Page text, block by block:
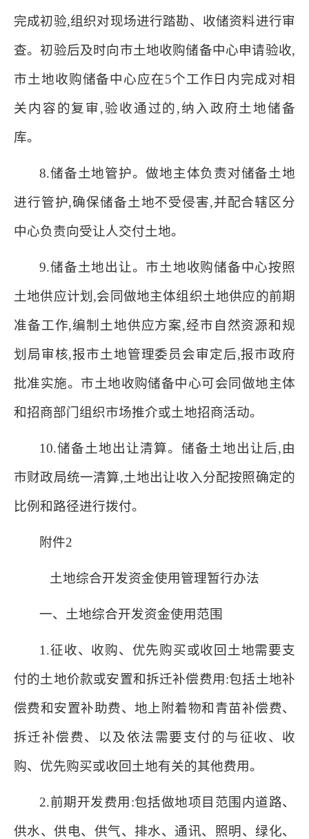
完成初验,组织对现场进行踏勘、收储资料进行审
查。初验后及时向市土地收购储备中心申请验收,
市土地收购储备中心应在5个工作日内完成对相
关内容的复审,验收通过的,纳入政府土地储备
库。
8.储备土地管护。做地主体负责对储备土地
进行管护,确保储备土地不受侵害,并配合辖区分
中心负责向受让人交付土地。
9.储备土地出让。市土地收购储备中心按照
土地供应计划,会同做地主体组织土地供应的前期
准备工作,编制土地供应方案,经市自然资源和规
划局审核,报市土地管理委员会审定后,报市政府
批准实施。市土地收购储备中心可会同做地主体
和招商部门组织市场推介或土地招商活动。
10.储备土地出让清算。储备土地出让后,由
市财政局统一清算,土地出让收入分配按照确定的
比例和路径进行拨付。
附件2
土地综合开发资金使用管理暂行办法
一、土地综合开发资金使用范围
1.征收、收购、优先购买或收回土地需要支
付的土地价款或安置和拆迁补偿费用:包括土地补
偿费和安置补助费、地上附着物和青苗补偿费、
拆迁补偿费、以及依法需要支付的与征收、收
购、优先购买或收回土地有关的其他费用。
2.前期开发费用:包括做地项目范围内道路、
供水、供电、供气、排水、通讯、照明、绿化、